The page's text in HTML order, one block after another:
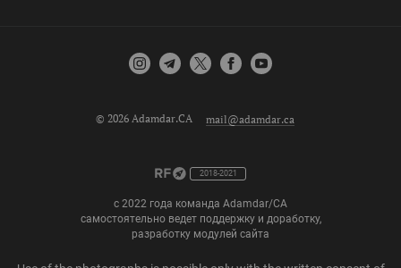
© 2026 Adamdar.CA mail@adamdar.ca
2018-2021
с 2022 года команда Adamdar/CA
самостоятельно ведет поддержку и доработку,
разработку модулей сайта